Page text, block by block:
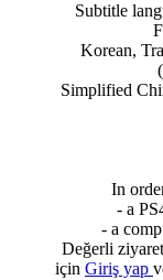
Subtitle
Korean,
Simplified
In
- a
- a
Değerli
için Giriş yap